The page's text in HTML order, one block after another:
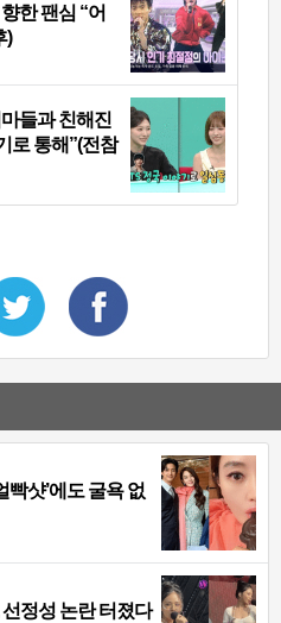
한 팬심 “어
)
들과 친해진
로 통해”(전참
빡샷’에도 굴욕 없
정성 논란 터졌다